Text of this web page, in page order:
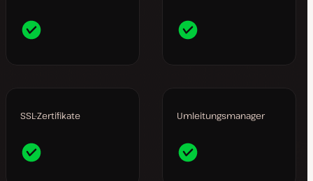
SSL-Zertifikate Umleitungsmanager